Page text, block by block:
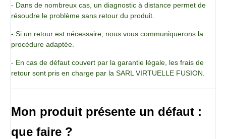
- Dans de nombreux cas, un diagnostic à distance permet de
résoudre le problème sans retour du produit.
- Si un retour est nécessaire, nous vous communiquerons la
procédure adaptée.
- En cas de défaut couvert par la garantie légale, les frais de
retour sont pris en charge par la SARL VIRTUELLE FUSION.
Mon produit présente un défaut :
que faire ?